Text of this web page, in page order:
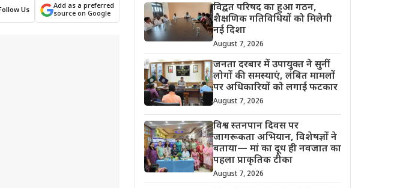
Us
Add as a preferred
source on Google
विद्वत परिषद का हुआ गठन,
शैक्षणिक गतिविधियों को मिलेगी
नई दिशा
August 7, 2026
जनता दरबार में उपायुक्त ने सुनीं
लोगों की समस्याएं, लंबित मामलों
पर अधिकारियों को लगाई फटकार
August 7, 2026
विश्व स्तनपान दिवस पर
जागरूकता अभियान, विशेषज्ञों ने
बताया— मां का दूध ही नवजात का
पहला प्राकृतिक टीका
August 7, 2026